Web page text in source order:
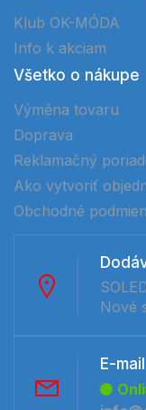
Klub OK-MÓDA
Info k akciam
Všetko o nákupe
Výměna tovaru
Doprava
Reklamačný
Ako vytvoriť
Obchodné
Nové
E-mail